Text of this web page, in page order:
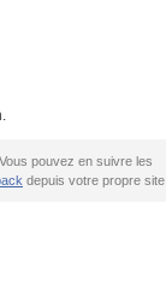
pouvez en suivre les
depuis votre propre site.